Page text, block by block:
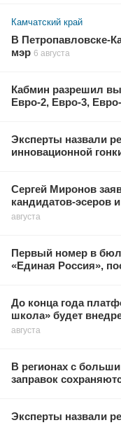
Камчатский край
В Петропавловске-
мэр 6 августа
Кабмин разрешил
Евро-2, Евро-3,
Эксперты назвали
инновационной
Сергей Миронов
кандидатов-эсеров
августа
Первый номер в
«Единая Россия»,
До конца года
школа» будет
августа
В регионах с
заправок
Эксперты назвали